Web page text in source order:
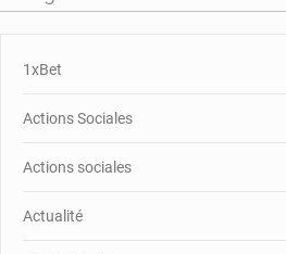
1xBet
Actions Sociales
Actions sociales
Actualité